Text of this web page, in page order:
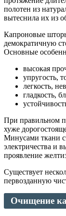
полотен из
вытеснила их из
Капроновые
демократичную
Основные
высокая
упругость,
легкость,
гладкость,
При правильном
хуже
Минусами ткани
электричества и
проявление
Существует
первозданную
Очищение